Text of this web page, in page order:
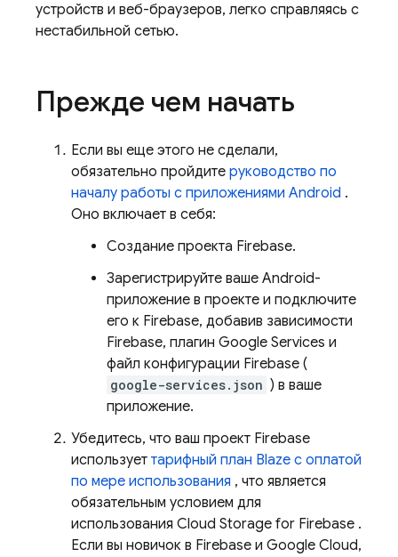
устройств и веб-браузеров, легко справляясь с
нестабильной сетью.
Прежде чем начать
Если вы еще этого не сделали,
обязательно пройдите руководство по
началу работы с приложениями Android .
Оно включает в себя:
Создание проекта Firebase.
Зарегистрируйте ваше Android-
приложение в проекте и подключите
его к Firebase, добавив зависимости
Firebase, плагин Google Services и
файл конфигурации Firebase (
google-services.json ) в ваше
приложение.
Убедитесь, что ваш проект Firebase
использует тарифный план Blaze с оплатой
по мере использования , что является
обязательным условием для
использования Cloud Storage for Firebase .
Если вы новичок в Firebase и Google Cloud,